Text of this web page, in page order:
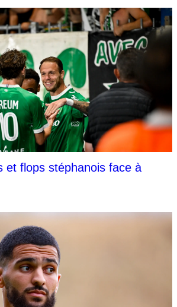
et flops stéphanois face à